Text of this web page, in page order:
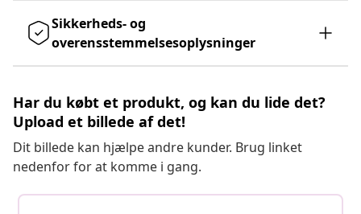
Sikkerheds- og
overensstemmelsesoplysninger
Har du købt et produkt, og kan du lide det?
Upload et billede af det!
Dit billede kan hjælpe andre kunder. Brug linket
nedenfor for at komme i gang.